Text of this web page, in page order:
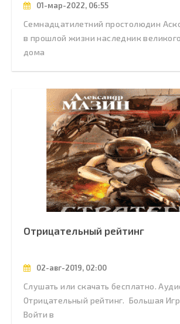
01-мар-2022, 06:55
Семнадцатилетний простолюдин
в прошлой жизни наследник
дома
Отрицательный рейтинг
02-авг-2019, 02:00
Слушать или скачать бесплатно.
Отрицательный рейтинг. Большая
Войти в